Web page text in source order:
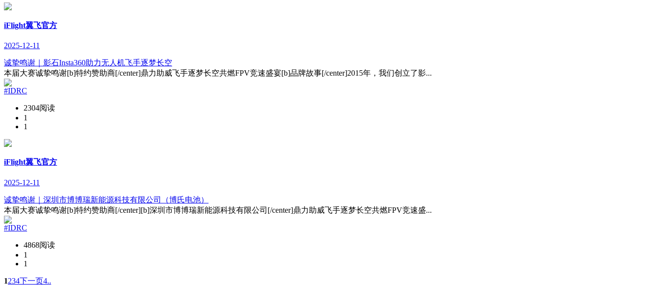
iFlight翼飞官方
2025-12-11
诚挚鸣谢｜影石Insta360助力无人机飞手逐梦长空
本届大赛诚挚鸣谢[b]特约赞助商[/center]鼎力助威飞手逐梦长空共燃FPV竞速盛宴[b]品牌故事[/center]2015年，我们创立了影...
#IDRC
2304阅读
1
1
iFlight翼飞官方
2025-12-11
诚挚鸣谢｜深圳市博博瑞新能源科技有限公司（博氏电池）
本届大赛诚挚鸣谢[b]特约赞助商[/center][b]深圳市博博瑞新能源科技有限公司[/center]鼎力助威飞手逐梦长空共燃FPV竞速盛...
#IDRC
4868阅读
1
1
1234下一页4..